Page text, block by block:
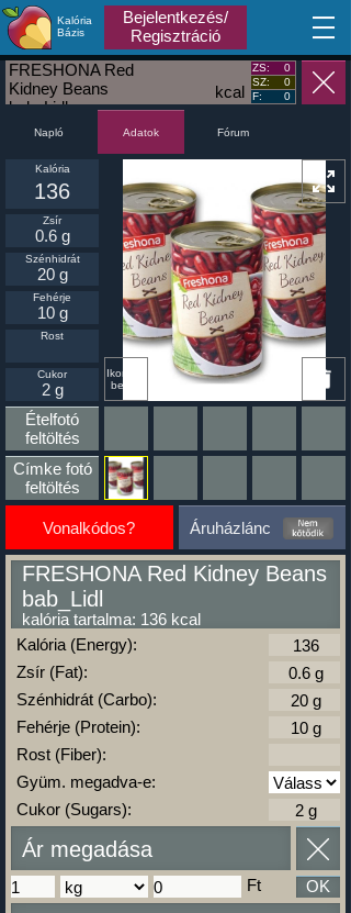
Kalória
Bázis
Bejelentkezés/
Regisztráció
MA
kcal
FRESHONA Red
Kidney Beans
bab_Lidl
ZS:
0
SZ:
0
F:
0
Napló Adatok Fórum
Ikonnak
beállít
Kalória
136
Zsír
0.6 g
Szénhidrát
20 g
Fehérje
10 g
Rost
Cukor
2 g
Ételfotó
feltöltés
Címke fotó
feltöltés
Vonalkódos? Áruházlánc
FRESHONA Red Kidney Beans
bab_Lidl
kalória tartalma: 136 kcal
Kalória (Energy):
Zsír (Fat):
Szénhidrát (Carbo):
Fehérje (Protein):
Rost (Fiber):
Gyüm. megadva-e:
Cukor (Sugars):
Ár megadása
Ft OK